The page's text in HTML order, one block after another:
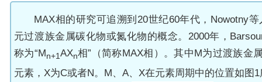
MAX相的研究可追溯到20世纪60年代， Nowotny等
元过渡族金属碳化物或氮化物的概念。2000年，
称为“Mn+1AXn相”（简称MAX相）。其中M为过渡族金
元素， X为C或者N。M、A、X在元素周期中的位置如图